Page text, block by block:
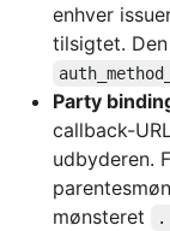
enhver
tilsigtet.
Party
callback-
udbyderen.
mønsteret